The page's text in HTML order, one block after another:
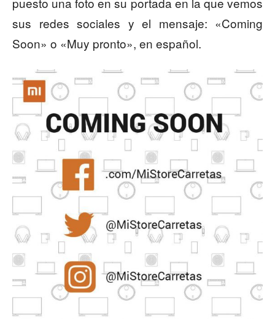
sus redes sociales y el mensaje: «Coming
Soon» o «Muy pronto», en español.